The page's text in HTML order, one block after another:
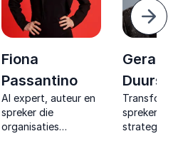
Fiona
Passantino
AI expert, auteur en
spreker die
organisaties
Gerard
spreker en
strategisch